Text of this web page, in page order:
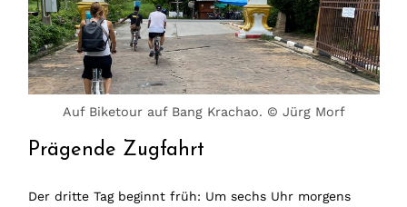
Auf Biketour auf Bang Krachao. © Jürg Morf
Prägende Zugfahrt
Der dritte Tag beginnt früh: Um sechs Uhr morgens